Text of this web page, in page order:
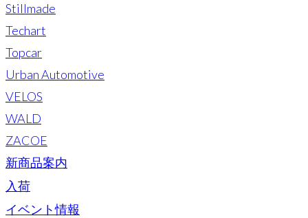
Stillmade
Techart
Topcar
Urban Automotive
VELOS
WALD
ZACOE
新商品案内
入荷
イベント情報